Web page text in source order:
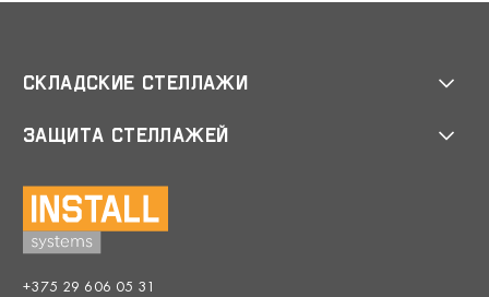
Складские стеллажи
Защита стеллажей
+375 29 606 05 31